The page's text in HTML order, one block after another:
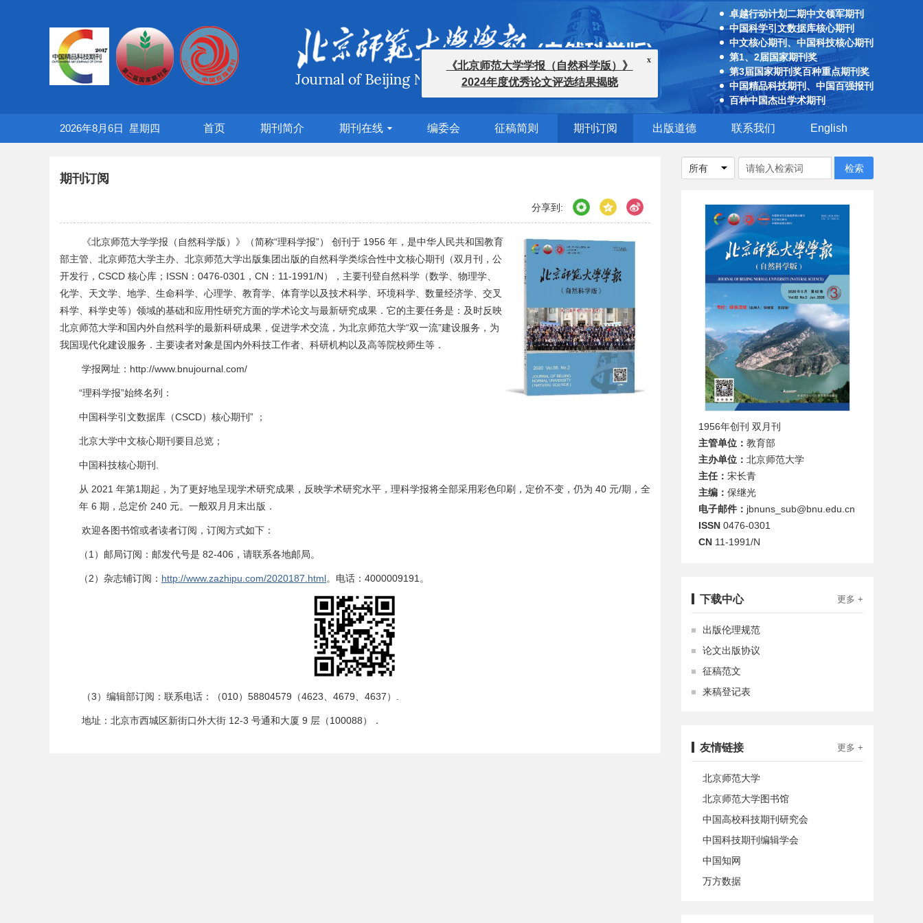
卓越行动计划二期中文领军期刊
中国科学引文数据库核心期刊
中文核心期刊、中国科技核心期刊
第1、2届国家期刊奖
第3届国家期刊奖百种重点期刊奖
中国精品科技期刊、中国百强报刊
百种中国杰出学术期刊
2026年8月6日 星期四 首页 期刊简介 期刊在线 编委会 征稿简则 期刊订阅 出版道德 联系我们 English
期刊订阅
分享到:
《北京师范大学学报（自然科学版）》（简称“理科学报”） 创刊于 1956 年，是中华人民共和国教育
部主管、北京师范大学主办、北京师范大学出版集团出版的自然科学类综合性中文核心期刊（双月刊，公
开发行， CSCD 核心库； ISSN ： 0476-0301 ， CN ： 11-1991/N），主要刊登自然科学（数学、物理学、
化学、天文学、地学、生命科学、心理学、教育学、体育学以及技术科学、环境科学、数量经济学、交叉
科学、科学史等）领域的基础和应用性研究方面的学术论文与最新研究成果．它的主要任务是：及时反映
北京师范大学和国内外自然科学的最新科研成果，促进学术交流，为北京师范大学“双一流”建设服务，为
我国现代化建设服务．主要读者对象是国内外科技工作者、科研机构以及高等院校师生等．
学报网址： http://www.bnujournal.com/
“理科学报”始终名列：
中国科学引文数据库（CSCD）核心期刊 ” ；
北京大学中文核心期刊要目总览；
中国科技核心期刊
从 2021 年第1期起，为了更好地呈现学术研究成果，反映学术研究水平，理科学报将全部采用彩色印刷，定价不变，仍为 40 元/期，全
年 6 期，总定价 240 元。一般双月月末出版．
欢迎各图书馆或者读者订阅，订阅方式如下：
（1）邮局订阅：邮发代号是 82-406，请联系各地邮局。
（2）杂志铺订阅： http://www.zazhipu.com/2020187.html。电话：4000009191。
（3）编辑部订阅：联系电话：（010） 58804579 （4623 4679 4637）
地址：北京市西城区新街口外大街 12-3 号通和大厦 9 层（100088）．
1956年创刊 双月刊
主管单位： 教育部
主办单位： 北京师范大学
主任： 宋长青
主编： 保继光
电子邮件： jbnuns_sub@bnu.edu.cn
ISSN 0476-0301
CN 11-1991/N
下载中心 更多 +
出版伦理规范
论文出版协议
征稿范文
来稿登记表
友情链接 更多 +
北京师范大学
北京师范大学图书馆
中国高校科技期刊研究会
中国科技期刊编辑学会
中国知网
万方数据
x
《北京师范大学学报（自然科学版）》
2024年度优秀论文评选结果揭晓